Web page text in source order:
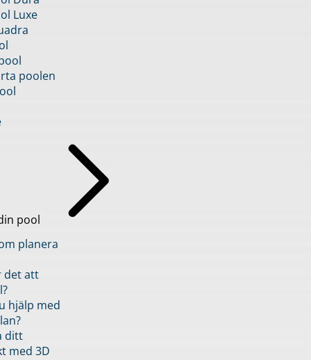
Luxe
poolen
pool
planera
det att
hjälp med
ditt
med 3D